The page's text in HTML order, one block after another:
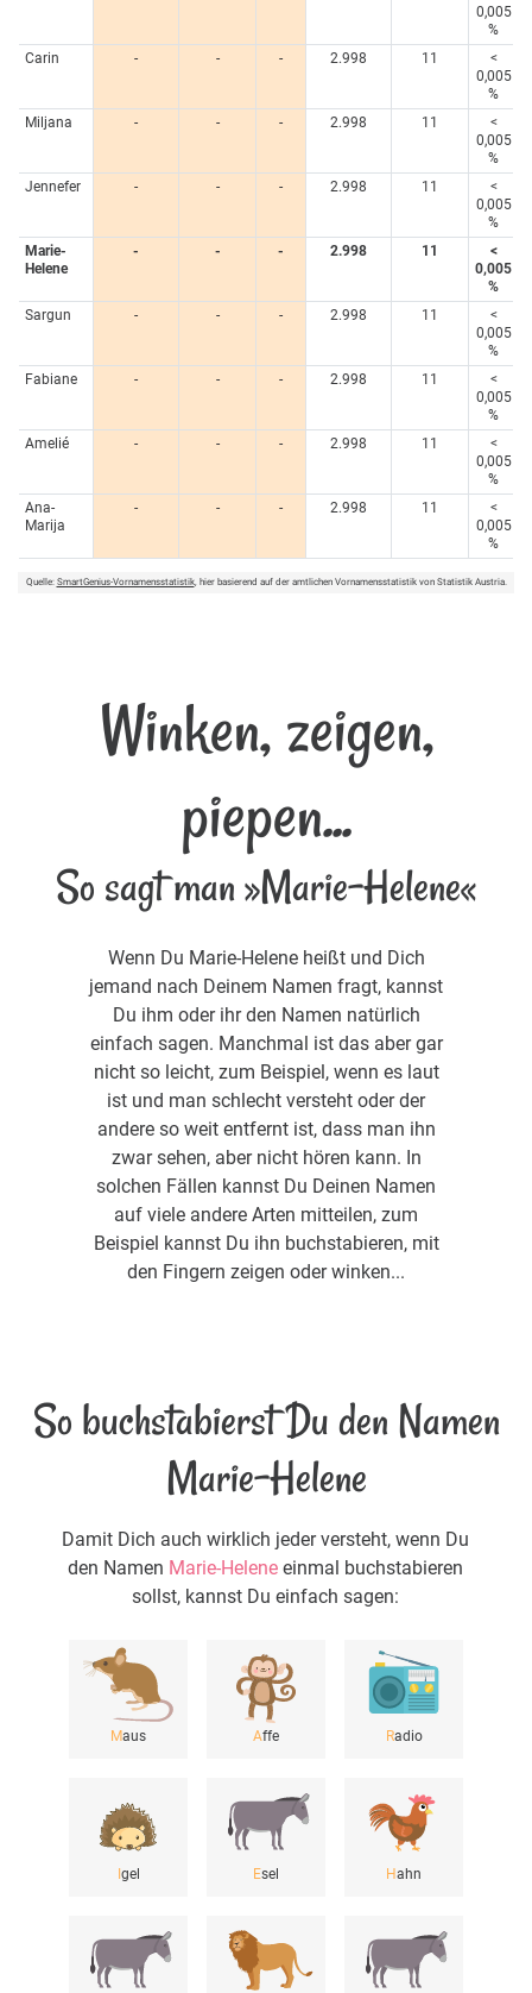
0,005
%
Carin
- - - 2.998 11
<
0,005
%
Miljana
- - - 2.998 11
<
0,005
%
Jennefer
- - - 2.998 11
<
0,005
%
Marie-
Helene
- - - 2.998 11
<
0,005
%
Sargun
- - - 2.998 11
<
0,005
%
Fabiane
- - - 2.998 11
<
0,005
%
Amelié
- - - 2.998 11
<
0,005
%
Ana-
Marija
- - - 2.998 11
<
0,005
%
Quelle: SmartGenius-Vornamensstatistik, hier basierend auf der amtlichen Vornamensstatistik von Statistik Austria.
Winken, zeigen,
piepen...
So sagt man »Marie-Helene«
Wenn Du Marie-Helene heißt und Dich
jemand nach Deinem Namen fragt, kannst
Du ihm oder ihr den Namen natürlich
einfach sagen. Manchmal ist das aber gar
nicht so leicht, zum Beispiel, wenn es laut
ist und man schlecht versteht oder der
andere so weit entfernt ist, dass man ihn
zwar sehen, aber nicht hören kann. In
solchen Fällen kannst Du Deinen Namen
auf viele andere Arten mitteilen, zum
Beispiel kannst Du ihn buchstabieren, mit
den Fingern zeigen oder winken...
So buchstabierst Du den Namen
Marie-Helene
Damit Dich auch wirklich jeder versteht, wenn Du
den Namen Marie-Helene einmal buchstabieren
sollst, kannst Du einfach sagen:
Maus Affe Radio
gel Esel Hahn